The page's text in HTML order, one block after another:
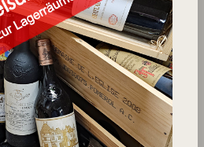
Nordrhone Cornas